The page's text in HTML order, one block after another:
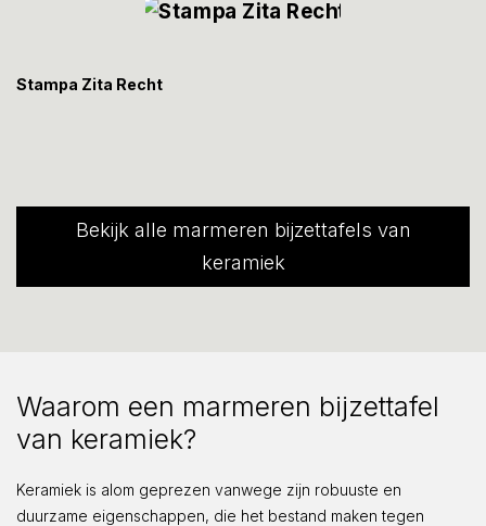
Stampa Zita Recht
Bekijk alle marmeren bijzettafels van
keramiek
Waarom een marmeren bijzettafel
van keramiek?
Keramiek is alom geprezen vanwege zijn robuuste en
duurzame eigenschappen, die het bestand maken tegen